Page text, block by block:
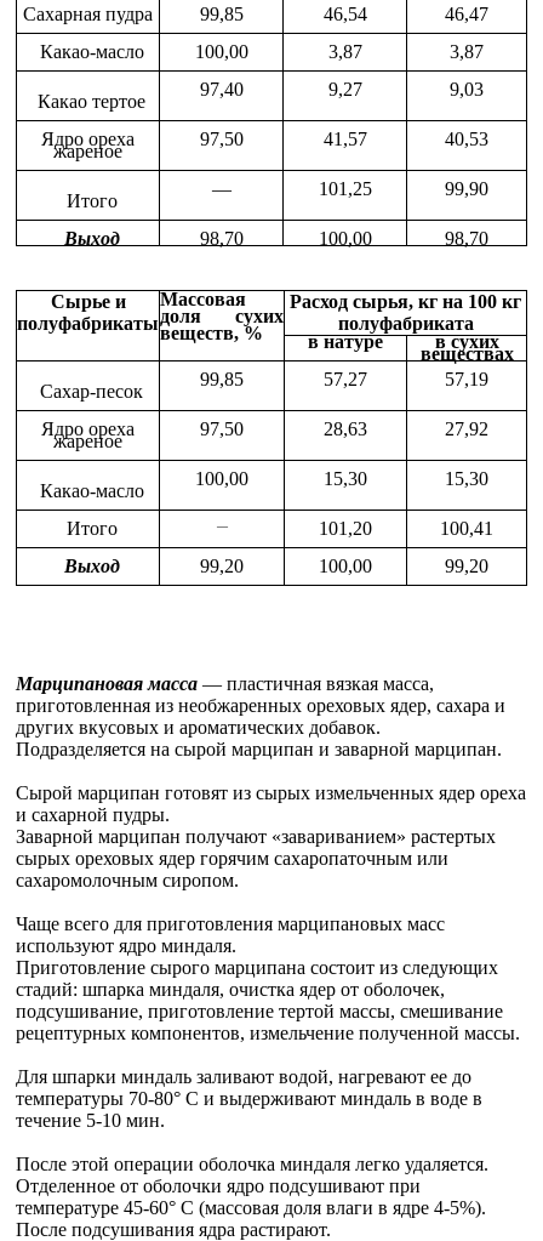
Сахарная пудра
99,85 46,54
46,47
Какао-масло
100,00 3,87 3,87
Какао тертое
97,40 9,27 9,03
Ядро ореха
жареное
97,50 41,57 40,53
Итого
— 101,25 99,90
Выход 98,70 100,00 98,70
Сырье и
полуфабрикаты
Массовая
доля сухих
веществ, %
Расход сырья, кг на 100 кг
полуфабриката
в натуре
в сухих
веществах
Сахар-песок
99,85 57,27 57,19
Ядро ореха
жареное
97,50 28,63 27,92
Какао-масло
100,00 15,30 15,30
Итого — 101,20
100,41
Выход
99,20 100,00 99,20
Марципановая масса — пластичная вязкая масса,
приготовленная из необжаренных ореховых ядер, сахара и
других вкусовых и ароматических добавок.
Подразделяется на сырой марципан и заварной марципан.
Сырой марципан готовят из сырых измельченных ядер ореха
и сахарной пудры.
Заварной марципан получают «завариванием» растертых
сырых ореховых ядер горячим сахаропаточным или
сахаромолочным сиропом.
Чаще всего для приготовления марципановых масс
используют ядро миндаля.
Приготовление сырого марципана состоит из следующих
стадий: шпарка миндаля, очистка ядер от оболочек,
подсушивание, приготовление тертой массы, смешивание
рецептурных компонентов, измельчение полученной массы.
Для шпарки миндаль заливают водой, нагревают ее до
температуры 70-80° С и выдерживают миндаль в воде в
течение 5-10 мин.
После этой операции оболочка миндаля легко удаляется.
Отделенное от оболочки ядро подсушивают при
температуре 45-60° С (массовая доля влаги в ядре 4-5%).
После подсушивания ядра растирают.